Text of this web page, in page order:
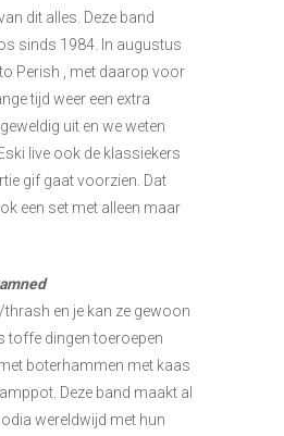
dit alles. Deze band
sinds 1984. In augustus
Perish , met daarop voor
tijd weer een extra
uit en we weten
live ook de klassiekers
gif gaat voorzien. Dat
een set met alleen maar
en je kan ze gewoon
toffe dingen toeroepen
boterhammen met kaas
Deze band maakt al
wereldwijd met hun